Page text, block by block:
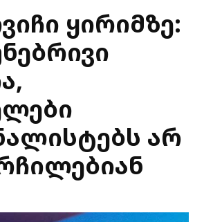
ყირიმზე:
არ